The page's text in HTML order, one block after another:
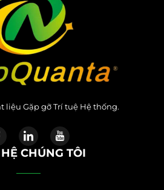
liệu Gặp gỡ Trí tuệ Hệ thống.
CHÚNG TÔI